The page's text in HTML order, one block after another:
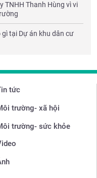
TNHH Thanh Hùng vì vi
tại Dự án khu dân cư
tức
trường- xã hội
trường- sức khỏe